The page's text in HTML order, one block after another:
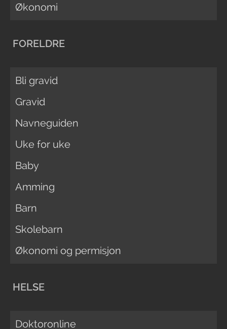
Økonomi
FORELDRE
Bli gravid
Gravid
Navneguiden
Uke for uke
Baby
Amming
Barn
Skolebarn
Økonomi og permisjon
HELSE
Doktoronline